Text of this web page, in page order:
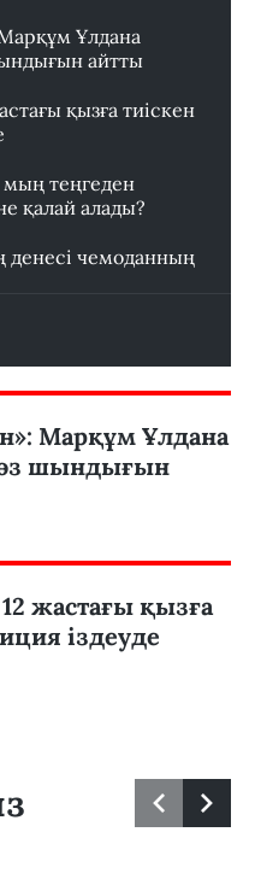
Ұлдана
айтты
қызға тиіскен
мың теңгеден
қалай алады?
денесі чемоданның
Марқұм Ұлдана
шындығын
жастағы қызға
іздеуде